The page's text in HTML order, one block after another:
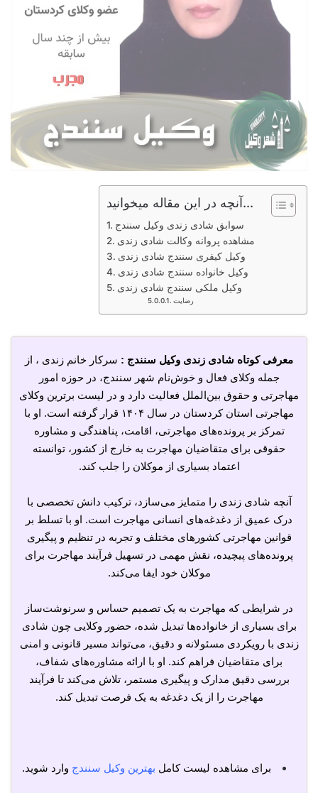
آنچه در این مقاله میخوانید...
سوابق شادی زندی وکیل سنندج
مشاهده پروانه وکالت شادی زندی
وکیل کیفری سنندج شادی زندی
وکیل خانواده سنندج شادی زندی
وکیل ملکی سنندج شادی زندی
رضایت
معرفی کوتاه شادی زندی وکیل سنندج : سرکار خانم زندی ، از
جمله وکلای فعال و خوش‌نام شهر سنندج، در حوزه امور
مهاجرتی و حقوق بین‌الملل فعالیت دارد و در لیست برترین وکلای
مهاجرتی استان کردستان در سال ۱۴۰۴ قرار گرفته است. او با
تمرکز بر پرونده‌های مهاجرتی، اقامت، پناهندگی و مشاوره
حقوقی برای متقاضیان مهاجرت به خارج از کشور، توانسته
اعتماد بسیاری از موکلان را جلب کند.
آنچه شادی زندی را متمایز می‌سازد، ترکیب دانش تخصصی با
درک عمیق از دغدغه‌های انسانی مهاجرت است. او با تسلط بر
قوانین مهاجرتی کشورهای مختلف و تجربه در تنظیم و پیگیری
پرونده‌های پیچیده، نقش مهمی در تسهیل فرآیند مهاجرت برای
موکلان خود ایفا می‌کند.
در شرایطی که مهاجرت به یک تصمیم حساس و سرنوشت‌ساز
برای بسیاری از خانواده‌ها تبدیل شده، حضور وکلایی چون شادی
زندی با رویکردی مسئولانه و دقیق، می‌تواند مسیر قانونی و امنی
برای متقاضیان فراهم کند. او با ارائه مشاوره‌های شفاف،
بررسی دقیق مدارک و پیگیری مستمر، تلاش می‌کند تا فرآیند
مهاجرت را از یک دغدغه به یک فرصت تبدیل کند.
برای مشاهده لیست کامل بهترین وکیل سنندج وارد شوید.